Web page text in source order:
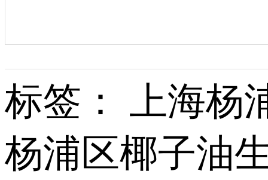
标签： 上海杨
杨浦区椰子油